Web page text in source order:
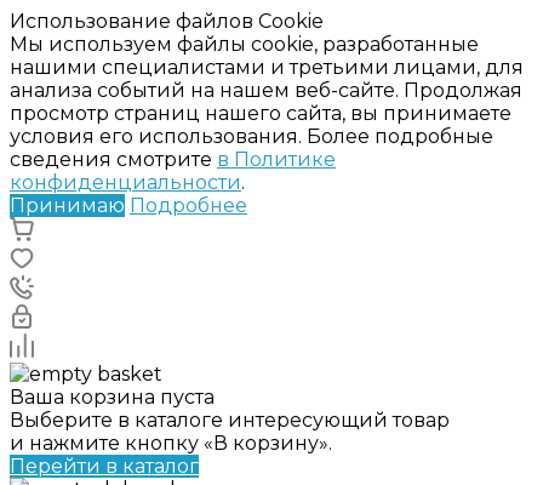
Использование файлов Cookie
Мы используем файлы cookie, разработанные
нашими специалистами и третьими лицами, для
анализа событий на нашем веб-сайте. Продолжая
просмотр страниц нашего сайта, вы принимаете
условия его использования. Более подробные
сведения смотрите в Политике
конфиденциальности.
Принимаю Подробнее
Ваша корзина пуста
Выберите в каталоге интересующий товар
и нажмите кнопку «В корзину».
Перейти в каталог